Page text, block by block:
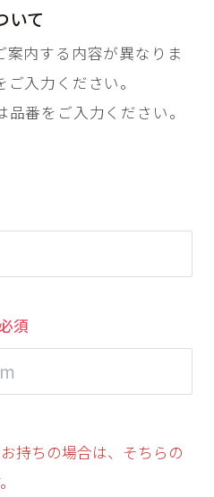
いて
案内する内容が異なりま
入力ください。
番をご入力ください。
須
持ちの場合は、そちらの